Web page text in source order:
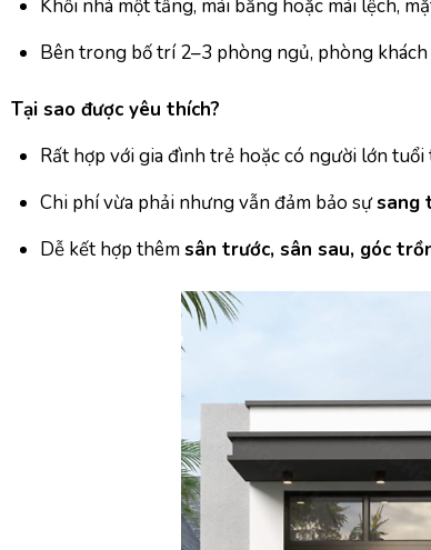
Khối nhà một tầng, mái bằng hoặc mái lệch,
Bên trong bố trí 2–3 phòng ngủ, phòng
Tại sao được yêu thích?
Rất hợp với gia đình trẻ hoặc có người lớn tuổi
Chi phí vừa phải nhưng vẫn đảm bảo sựsang
Dễ kết hợp thêmsân trước, sân sau, góc